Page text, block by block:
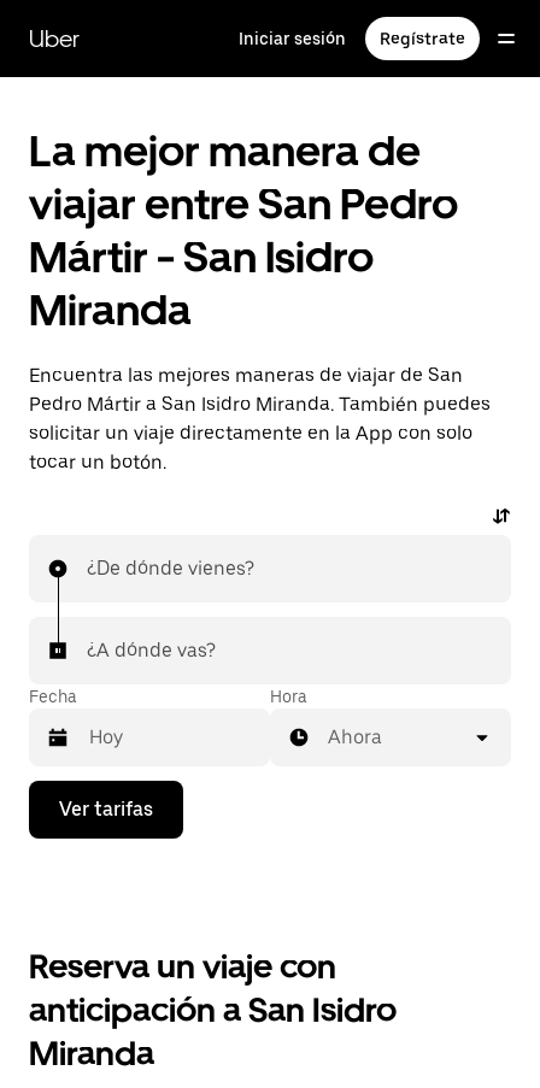
contenido
principal
Uber Iniciar sesión Regístrate
La mejor manera de
viajar entre San Pedro
Mártir - San Isidro
Miranda
Encuentra las mejores maneras de viajar de San
Pedro Mártir a San Isidro Miranda. También puedes
solicitar un viaje directamente en la App con solo
tocar un botón.
¿De dónde vienes?
¿A dónde vas?
Fecha
Presiona
flecha
el
y
selecciona
una
Hora
Ahora
Ver tarifas
Reserva un viaje con
anticipación a San Isidro
Miranda